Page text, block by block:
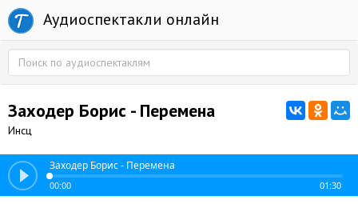
Аудиоспектакли онлайн
Заходер Борис - Перемена
Инсц
Заходер Борис - Перемена
00:00 01:30